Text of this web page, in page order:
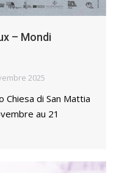
– Mondi
2025
Chiesa di San Mattia
au 21